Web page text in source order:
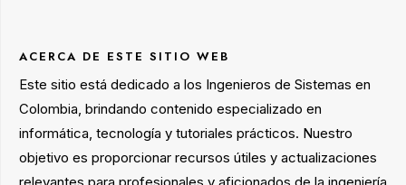
ACERCA DE ESTE SITIO WEB
Este sitio está dedicado a los Ingenieros de Sistemas en
Colombia, brindando contenido especializado en
informática, tecnología y tutoriales prácticos. Nuestro
objetivo es proporcionar recursos útiles y actualizaciones